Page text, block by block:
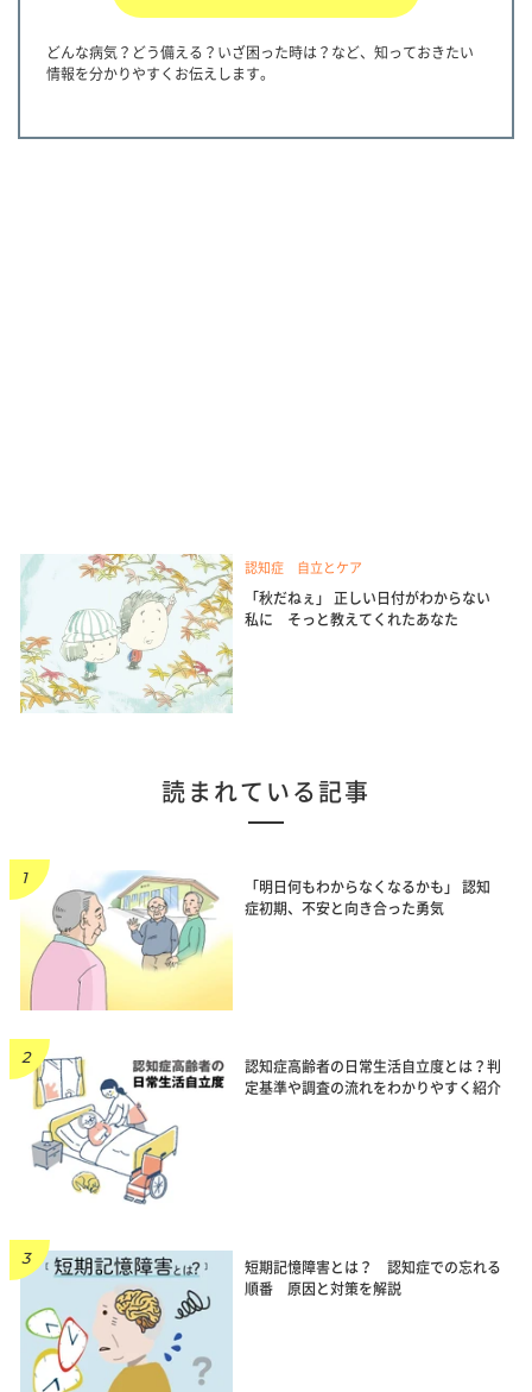
どんな病気？どう備える？いざ困った時は？など、知っておきたい
情報を分かりやすくお伝えします。
認知症 自立とケア
「秋だねぇ」 正しい日付がわからない
私に そっと教えてくれたあなた
読まれている記事
「明日何もわからなくなるかも」 認知
症初期、不安と向き合った勇気
認知症高齢者の日常生活自立度とは？判
定基準や調査の流れをわかりやすく紹介
短期記憶障害とは？ 認知症での忘れる
順番 原因と対策を解説